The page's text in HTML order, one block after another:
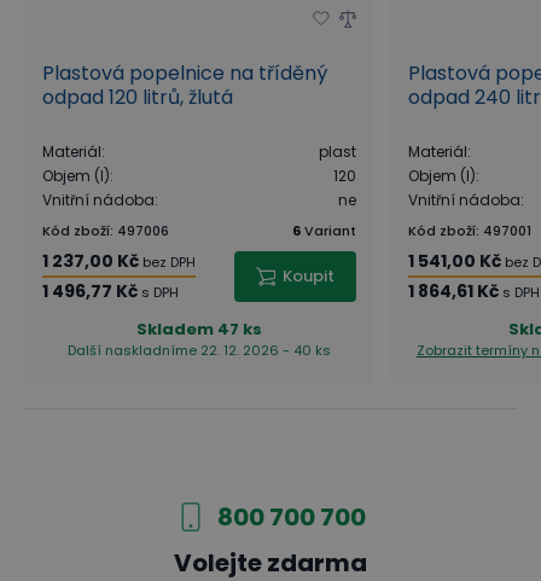
Plastová popelnice na tříděný
odpad 120 litrů, žlutá
Materiál:
plast
Objem (l):
120
Vnitřní nádoba: ne
Kód zboží: 497006 6Variant
1 237,00 Kč bez DPH
1 496,77 Kč s DPH
Koupit
Skladem 47 ks
Další naskladníme 22. 12. 2026 - 40 ks
Plastová
odpad 240
Materiál:
Objem (l):
Vnitřní nádoba:
Kód zboží: 497001
1 541,00 Kč bez
1 864,61 Kč s DPH
Zobrazit termíny
800 700 700
Volejte zdarma